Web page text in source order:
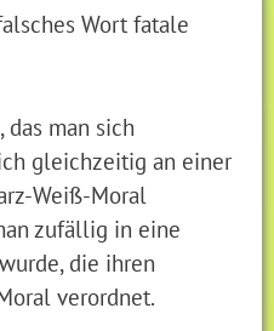
Wort fatale
das man sich
gleichzeitig an einer
Weiß-Moral
zufällig in eine
die ihren
verordnet.